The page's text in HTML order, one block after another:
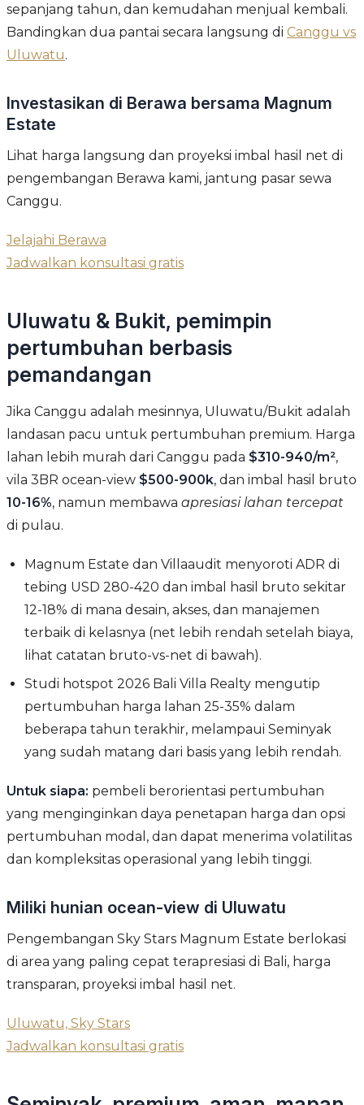
sepanjang tahun, dan kemudahan menjual kembali.
Bandingkan dua pantai secara langsung di Canggu vs
Uluwatu.
Investasikan di Berawa bersama Magnum
Estate
Lihat harga langsung dan proyeksi imbal hasil net di
pengembangan Berawa kami, jantung pasar sewa
Canggu.
Jelajahi Berawa
Jadwalkan konsultasi gratis
Uluwatu & Bukit, pemimpin
pertumbuhan berbasis
pemandangan
Jika Canggu adalah mesinnya, Uluwatu/Bukit adalah
landasan pacu untuk pertumbuhan premium. Harga
lahan lebih murah dari Canggu pada $310-940/m²,
vila 3BR ocean-view $500-900k, dan imbal hasil bruto
10-16%, namun membawa apresiasi lahan tercepat
di pulau.
Magnum Estate dan Villaaudit menyoroti ADR di
tebing USD 280-420 dan imbal hasil bruto sekitar
12-18% di mana desain, akses, dan manajemen
terbaik di kelasnya (net lebih rendah setelah biaya,
lihat catatan bruto-vs-net di bawah).
Studi hotspot 2026 Bali Villa Realty mengutip
pertumbuhan harga lahan 25-35% dalam
beberapa tahun terakhir, melampaui Seminyak
yang sudah matang dari basis yang lebih rendah.
Untuk siapa: pembeli berorientasi pertumbuhan
yang menginginkan daya penetapan harga dan opsi
pertumbuhan modal, dan dapat menerima volatilitas
dan kompleksitas operasional yang lebih tinggi.
Miliki hunian ocean-view di Uluwatu
Pengembangan Sky Stars Magnum Estate berlokasi
di area yang paling cepat terapresiasi di Bali, harga
transparan, proyeksi imbal hasil net.
Uluwatu, Sky Stars
Jadwalkan konsultasi gratis